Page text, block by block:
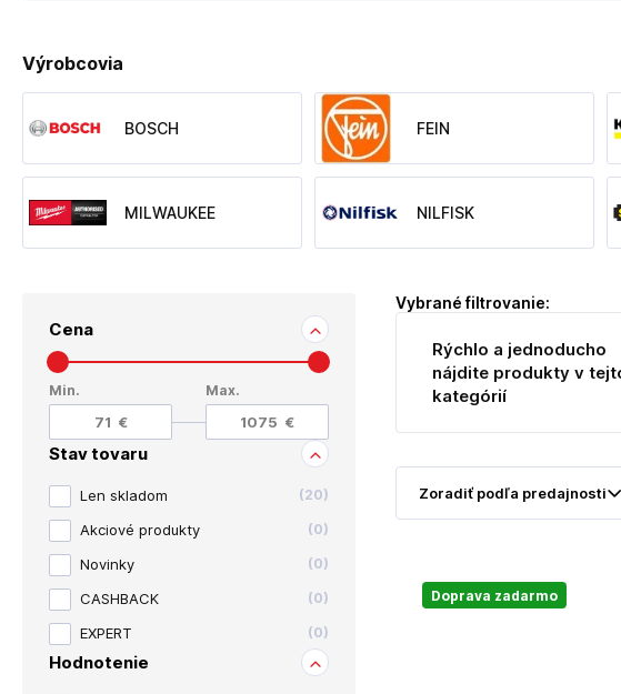
Cena
Min. Max.
Stav tovaru
Len skladom (20)
Akciové produkty (0)
Novinky (0)
CASHBACK (0)
EXPERT (0)
Hodnotenie
Výrobcovia
BOSCH FEIN
MILWAUKEE NILFISK
Vybrané filtrovanie:
Rýchlo a jednoducho
nájdite produkty v
kategórií
Doprava zadarmo